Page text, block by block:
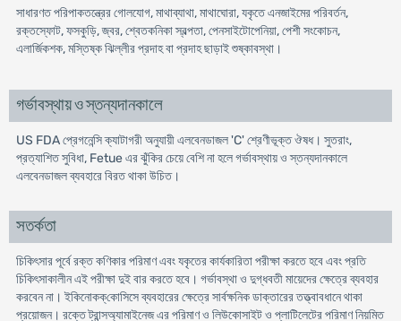
সাধারণত পরিপাকতন্ত্রের গোলযোগ, মাথাব্যাথা, মাথাঘোরা, যকৃতে এনজাইমের পরিবর্তন,
রক্তস্ফোট, ফসকুড়ি, জ্বর, শ্বেতকনিকা স্বল্পতা, পেনসাইটোপেনিয়া, পেশী সংকোচন,
এলার্জিকশক, মস্তিষ্ক ঝিল্লীর প্রদাহ বা প্রদাহ ছাড়াই শুষ্কাবস্থা।
গর্ভাবস্থায় ও স্তন্যদানকালে
US FDA প্রেগনেন্সি ক্যাটাগরী অনুযায়ী এলবেনডাজল 'C' শ্রেণীভূক্ত ঔষধ। সুতরাং,
প্রত্যাশিত সুবিধা, Fetue এর ঝুঁকির চেয়ে বেশি না হলে গর্ভাবস্থায় ও স্তন্যদানকালে
এলবেনডাজল ব্যবহারে বিরত থাকা উচিত।
সতর্কতা
চিকিৎসার পূর্বে রক্ত কণিকার পরিমাণ এবং যকৃতের কার্যকারিতা পরীক্ষা করতে হবে এবং প্রতি
চিকিৎসাকালীন এই পরীক্ষা দুই বার করতে হবে। গর্ভাবস্থা ও দুগ্ধবতী মায়েদের ক্ষেত্রে ব্যবহার
করবেন না। ইকিনোকক্‌কোসিসে ব্যবহারের ক্ষেত্রে সার্বক্ষনিক ডাক্তারের তত্ত্বাবধানে থাকা
প্রয়োজন। রক্তে ট্রান্সঅ্যামাইনেজ এর পরিমাণ ও লিউকোসাইট ও প্লাটিলেটের পরিমাণ নিয়মিত